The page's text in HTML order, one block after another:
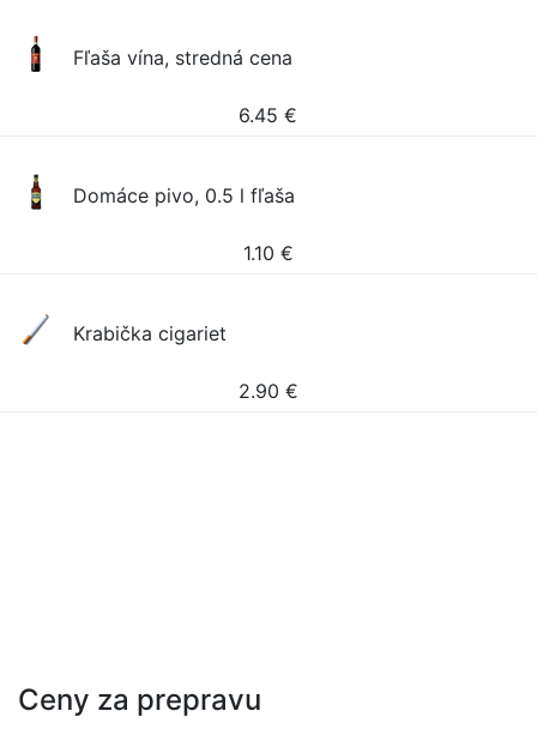
Fľaša vína, stredná cena
6.45 €
Domáce pivo, 0.5 l fľaša
1.10 €
Krabička cigariet
2.90 €
Ceny za prepravu